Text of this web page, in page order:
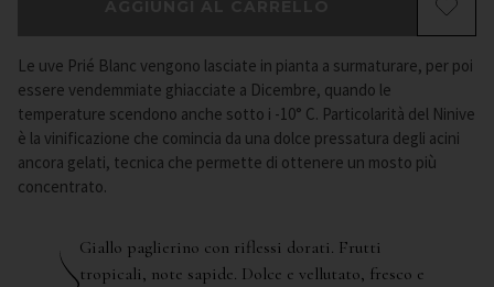
Le uve Prié Blanc vengono lasciate in pianta a surmaturare, per poi
essere vendemmiate ghiacciate a Dicembre, quando le
temperature scendono anche sotto i -10° C. Particolarità del Ninive
è la vinificazione che comincia da una dolce pressatura degli acini
ancora gelati, tecnica che permette di ottenere un mosto più
concentrato.
Giallo paglierino con riflessi dorati. Frutti
tropicali, note sapide. Dolce e vellutato, fresco e